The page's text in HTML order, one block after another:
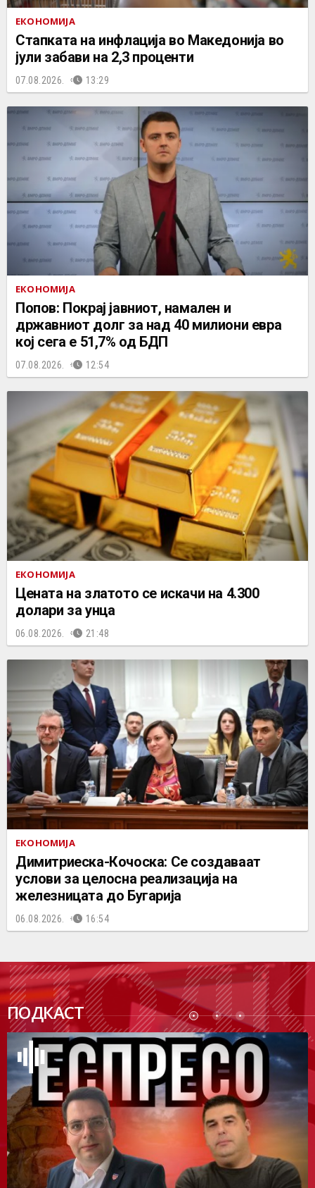
ЕКОНОМИЈА
Стапката на инфлација во Македонија во
јули забави на 2,3 проценти
07.08.2026. 13:29
ЕКОНОМИЈА
Попов: Покрај јавниот, намален и
државниот долг за над 40 милиони евра
кој сега е 51,7% од БДП
07.08.2026. 12:54
ЕКОНОМИЈА
Цената на златото се искачи на 4.300
долари за унца
06.08.2026. 21:48
ЕКОНОМИЈА
Димитриеска-Кочоска: Се создаваат
услови за целосна реализација на
железницата до Бугарија
06.08.2026. 16:54
ПОДКАСТ
ПОДК
АСТ